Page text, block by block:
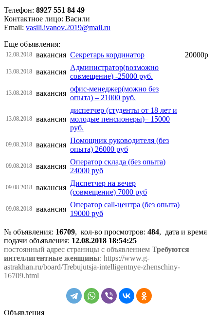
Телефон: 8927 551 84 49
Контактное лицо: Васили
Email: vasili.ivanov.2019@mail.ru
Еще объявления:
12.08.2018 вакансия Секретарь кординатор 20000р
13.08.2018 вакансия
Администратор(возможно
совмещение) -25000 руб.
13.08.2018 вакансия
офис-менеджер(можно без
опыта) – 21000 руб.
13.08.2018 вакансия
диспетчер (студенты от 18 лет и
молодые пенсионеры)– 15000
руб.
09.08.2018 вакансия
Помощник руководителя (без
опыта) 26000 руб
09.08.2018 вакансия
Оператор склада (без опыта)
24000 руб
09.08.2018 вакансия
Диспетчер на вечер
(совмещение) 7000 руб
09.08.2018 вакансия
Оператор call-центра (без опыта)
19000 руб
№ объявления: 16709, кол-во просмотров: 484, дата и время
подачи объявления: 12.08.2018 18:54:25
постоянный адрес страницы с объявлением Требуются
интеллигентные женщины: https://www.g-
astrakhan.ru/board/Trebujutsja-intelligentnye-zhenschiny-
16709.html
Объявления